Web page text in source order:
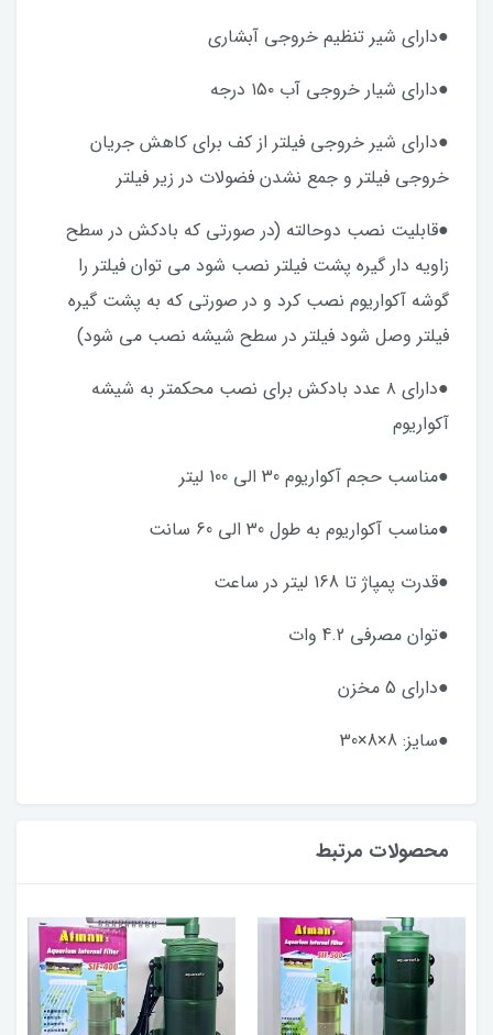
●دارای شیر تنظیم خروجی آبشاری
●دارای شیار خروجی آب ۱۵۰ درجه
●دارای شیر خروجی فیلتر از کف برای کاهش جریان
خروجی فیلتر و جمع نشدن فضولات در زیر فیلتر
●قابلیت نصب دوحالته (در صورتی که بادکش در سطح
زاویه دار گیره پشت فیلتر نصب شود می توان فیلتر را
گوشه آکواریوم نصب کرد و در صورتی که به پشت گیره
فیلتر وصل شود فیلتر در سطح شیشه نصب می شود)
●دارای ۸ عدد بادکش برای نصب محکمتر به شیشه
آکواریوم
●مناسب حجم آکواریوم 30 الی 100 لیتر
●مناسب آکواریوم به طول 30 الی 60 سانت
●قدرت پمپاژ تا 168 لیتر در ساعت
●توان مصرفی 4.2 وات
●دارای 5 مخزن
●سایز: 8×8×30
محصولات مرتبط